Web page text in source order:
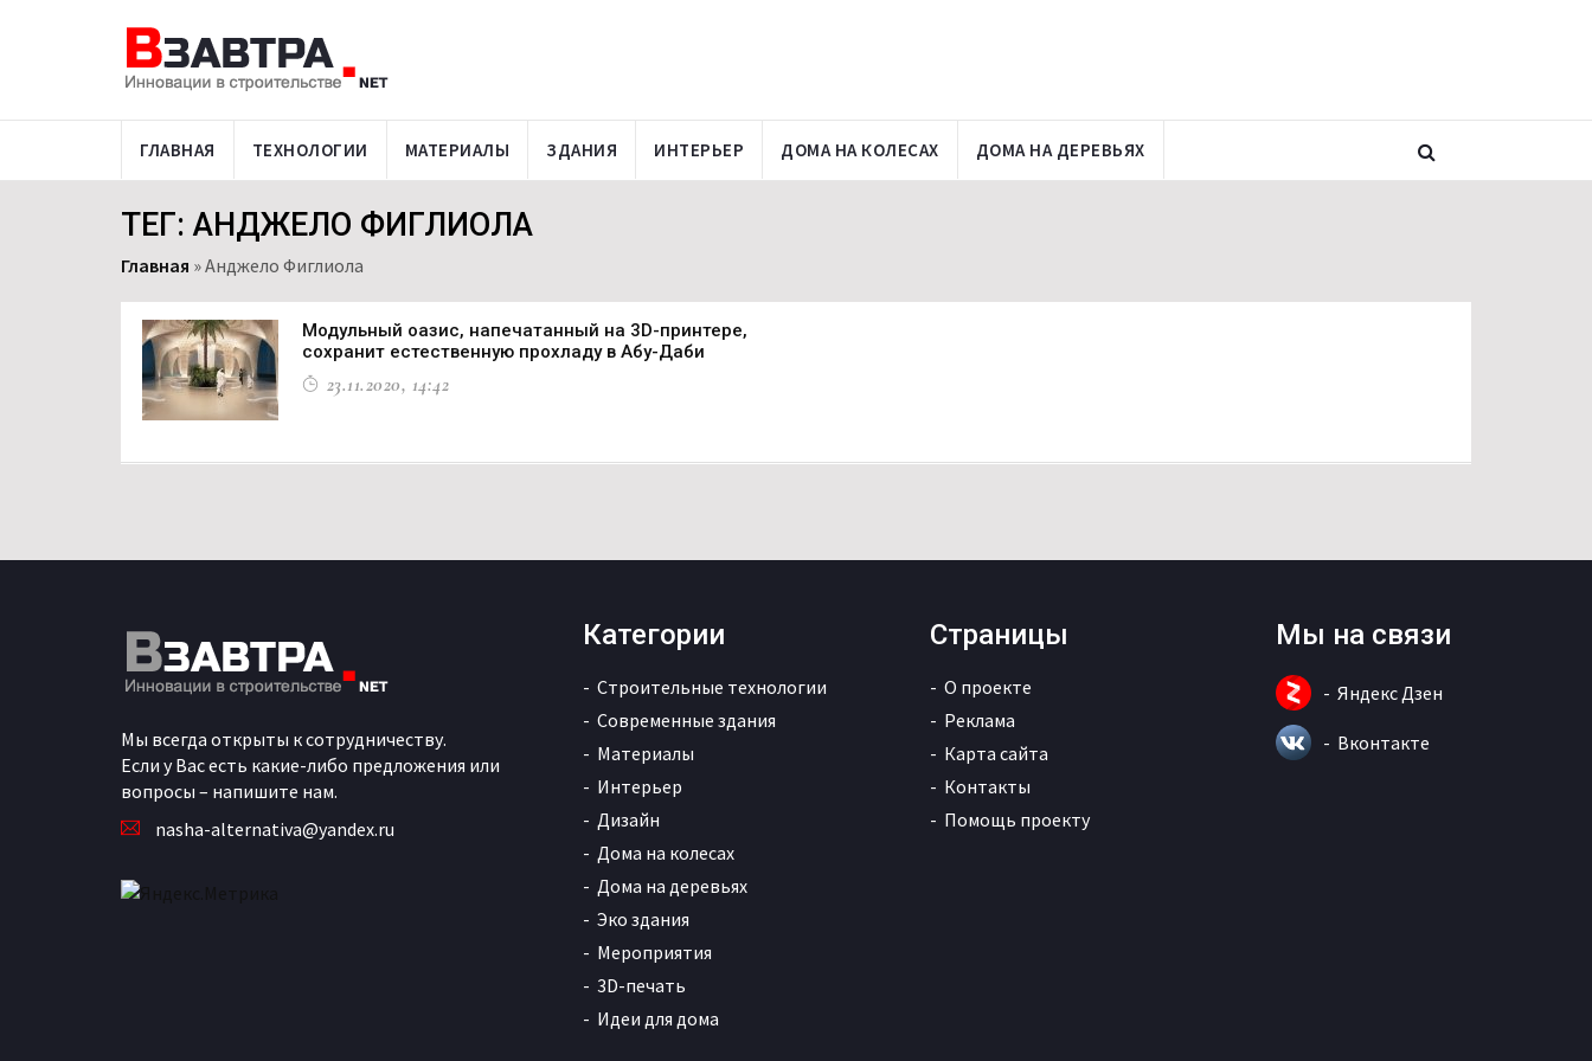
ГЛАВНАЯ ТЕХНОЛОГИИ МАТЕРИАЛЫ ЗДАНИЯ ИНТЕРЬЕР ДОМА НА КОЛЕСАХ ДОМА НА ДЕРЕВЬЯХ
ТЕГ: АНДЖЕЛО ФИГЛИОЛА
Главная »Анджело Фиглиола
Модульный оазис, напечатанный на 3D-принтере,
сохранит естественную прохладу в Абу-Даби
23.11.2020, 14:42
Мы всегда открыты к сотрудничеству.
Если у Вас есть какие-либо предложения или
вопросы – напишите нам.
nasha-alternativa@yandex.ru
Категории
Строительные технологии
Современные здания
Материалы
Интерьер
Дизайн
Дома на колесах
Дома на деревьях
Эко здания
Мероприятия
3D-печать
Идеи для дома
Страницы
О проекте
Реклама
Карта сайта
Контакты
Помощь проекту
Мы на связи
Яндекс Дзен
Вконтакте